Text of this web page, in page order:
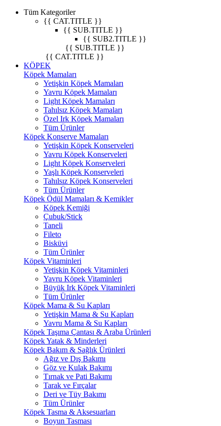
Tüm Kategoriler
{{ CAT.TITLE }}
{{ SUB.TITLE }}
{{ SUB2.TITLE }}
{{ SUB.TITLE }}
{{ CAT.TITLE }}
KÖPEK
Köpek Mamaları
Yetişkin Köpek Mamaları
Yavru Köpek Mamaları
Light Köpek Mamaları
Tahılsız Köpek Mamaları
Özel Irk Köpek Mamaları
Tüm Ürünler
Köpek Konserve Mamaları
Yetişkin Köpek Konserveleri
Yavru Köpek Konserveleri
Light Köpek Konserveleri
Yaşlı Köpek Konserveleri
Tahılsız Köpek Konserveleri
Tüm Ürünler
Köpek Ödül Mamaları & Kemikler
Köpek Kemiği
Çubuk/Stick
Taneli
Fileto
Bisküvi
Tüm Ürünler
Köpek Vitaminleri
Yetişkin Köpek Vitaminleri
Yavru Köpek Vitaminleri
Büyük Irk Köpek Vitaminleri
Tüm Ürünler
Köpek Mama & Su Kapları
Yetişkin Mama & Su Kapları
Yavru Mama & Su Kapları
Köpek Taşıma Çantası & Araba Ürünleri
Köpek Yatak & Minderleri
Köpek Bakım & Sağlık Ürünleri
Ağız ve Dış Bakımı
Göz ve Kulak Bakımı
Tırnak ve Pati Bakımı
Tarak ve Fırçalar
Deri ve Tüy Bakımı
Tüm Ürünler
Köpek Tasma & Aksesuarları
Boyun Tasması